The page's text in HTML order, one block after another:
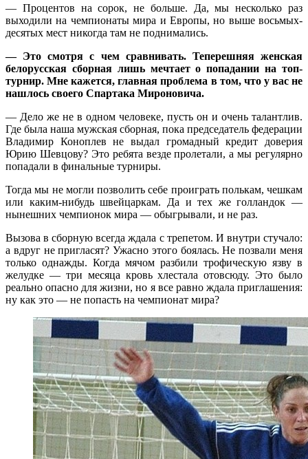
— Процентов на сорок, не больше. Да, мы несколько раз
выходили на чемпионаты мира и Европы, но выше восьмых-
десятых мест никогда там не поднимались.
— Это смотря с чем сравнивать. Теперешняя женская
белорусская сборная лишь мечтает о попадании на топ-
турнир. Мне кажется, главная проблема в том, что у вас не
нашлось своего Спартака Мироновича.
— Дело же не в одном человеке, пусть он и очень талантлив.
Где была наша мужская сборная, пока председатель федерации
Владимир Коноплев не выдал громадный кредит доверия
Юрию Шевцову? Это ребята везде пролетали, а мы регулярно
попадали в финальные турниры.
Тогда мы не могли позволить себе проиграть полькам, чешкам
или каким-нибудь швейцаркам. Да и тех же голландок —
нынешних чемпионок мира — обыгрывали, и не раз.
Вызова в сборную всегда ждала с трепетом. И внутри стучало:
а вдруг не пригласят? Ужасно этого боялась. Не позвали меня
только однажды. Когда мячом разбили трофическую язву в
желудке — три месяца кровь хлестала отовсюду. Это было
реально опасно для жизни, но я все равно ждала приглашения:
ну как это — не попасть на чемпионат мира?